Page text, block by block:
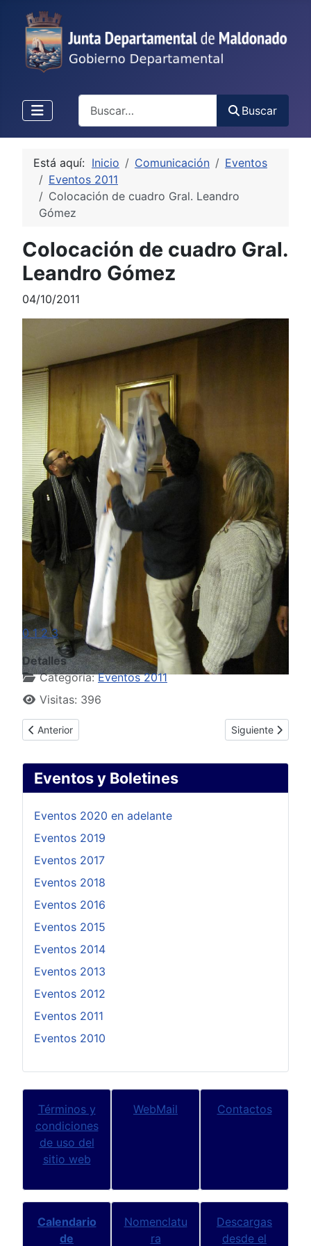
Buscar
Eventos y Boletines
Eventos 2020 en adelante
Eventos 2019
Eventos 2017
Eventos 2018
Eventos 2016
Eventos 2015
Eventos 2014
Eventos 2013
Eventos 2012
Eventos 2011
Eventos 2010
Está aquí: Inicio Comunicación
Eventos
Eventos 2011
Colocación de cuadro Gral. Leandro
Gómez
Colocación de cuadro Gral.
Leandro Gómez
04/10/2011
0123
Detalles
Categoría:Eventos 2011
Visitas: 396
Artículo anterior: Busto Cayetano Silva
Anterior Artículo
Siguiente
Términos y
condiciones
de uso del
sitio web
WebMail Contactos
Calendario
de
Nomenclatu
ra
Descargas
desde el